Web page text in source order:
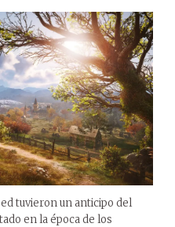
tuvieron un anticipo del
en la época de los